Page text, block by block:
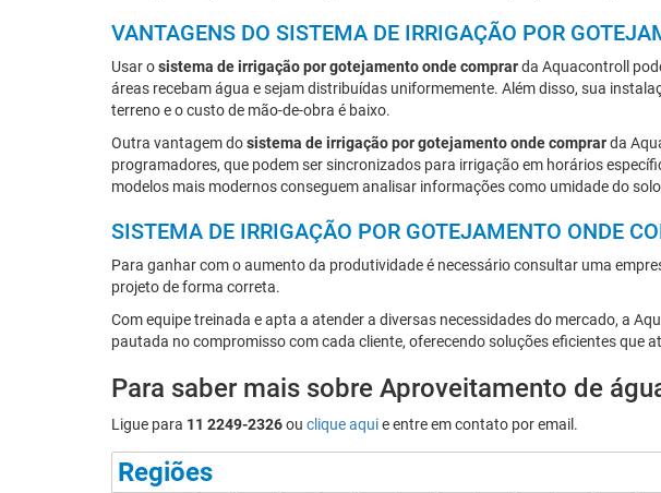
VANTAGENS DO SISTEMA DE IRRIGAÇÃO POR
Usar osistema de irrigação por gotejamento onde comprarda Aquacontroll
áreas recebam água e sejam distribuídas uniformemente. Além disso, sua
terreno e o custo de mão-de-obra é baixo.
Outra vantagem dosistema de irrigação por gotejamento onde comprarda
programadores, que podem ser sincronizados para irrigação em horários
modelos mais modernos conseguem analisar informações como umidade do
SISTEMA DE IRRIGAÇÃO POR GOTEJAMENTO ONDE
Para ganhar com o aumento da produtividade é necessário consultar uma
projeto de forma correta.
Com equipe treinada e apta a atender a diversas necessidades do mercado, a
pautada no compromisso com cada cliente, oferecendo soluções eficientes que
Para saber mais sobre Aproveitamento de
Ligue para 11 2249-2326ou clique aquie entre em contato por email.
Regiões